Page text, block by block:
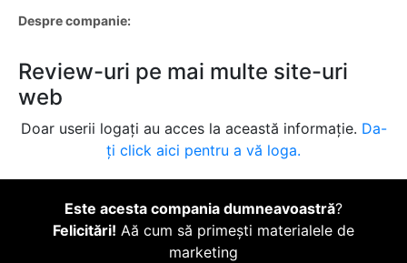
Despre companie:
Review-uri pe mai multe site-uri
web
Doar userii logați au acces la această informație. Da-
ți click aici pentru a vă loga.
Este acesta compania dumneavoastră?
Felicitări! Aă cum să primești materialele de
marketing